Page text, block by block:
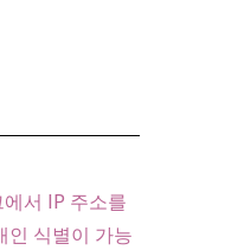
서 IP 주소를
인 식별이 가능